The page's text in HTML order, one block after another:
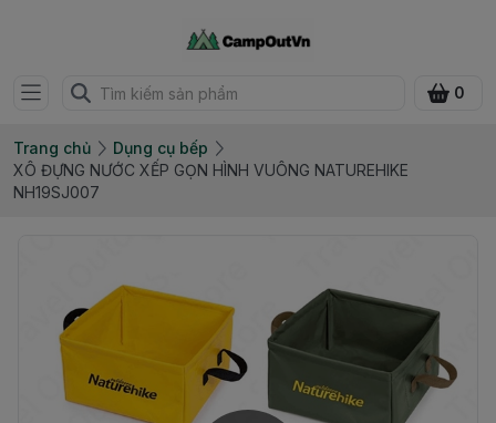
0
Trang chủ
Dụng cụ bếp
XÔ ĐỰNG NƯỚC XẾP GỌN HÌNH VUÔNG NATUREHIKE
NH19SJ007